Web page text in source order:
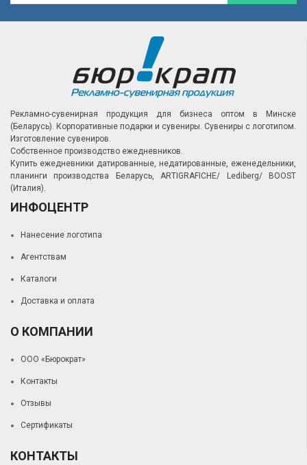
Рекламно-сувенирная продукция для бизнеса оптом в Минске
(Беларусь). Корпоративные подарки и сувениры. Сувениры с логотипом.
Изготовление сувениров.
Собственное производство ежедневников.
Купить ежедневники датированные, недатированные, еженедельники,
планинги производства Беларусь, ARTIGRAFICHE/ Lediberg/ BOOST
(Италия).
ИНФОЦЕНТР
Нанесение логотипа
Агентствам
Каталоги
Доставка и оплата
О КОМПАНИИ
ООО «Бюрократ»
Контакты
Отзывы
Сертификаты
КОНТАКТЫ